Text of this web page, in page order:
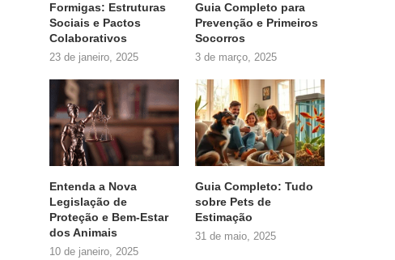
Formigas: Estruturas
Sociais e Pactos
Colaborativos
23 de janeiro, 2025
Guia Completo para
Prevenção e Primeiros
Socorros
3 de março, 2025
Entenda a Nova
Legislação de
Proteção e Bem-Estar
dos Animais
10 de janeiro, 2025
Guia Completo: Tudo
sobre Pets de
Estimação
31 de maio, 2025